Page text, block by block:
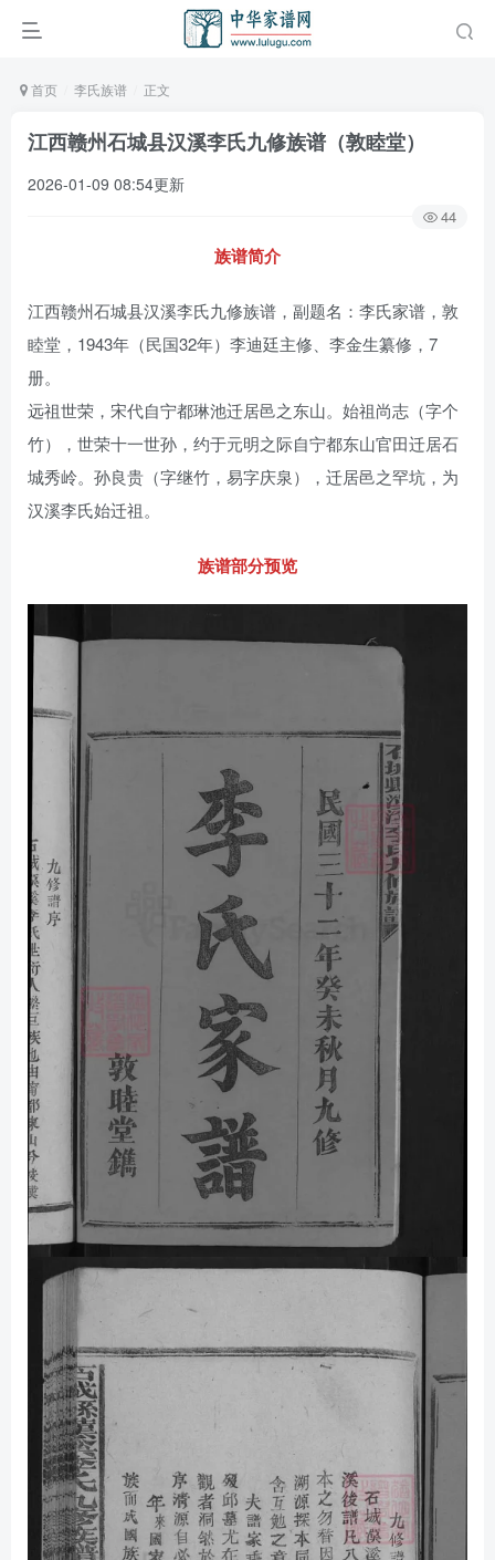
首页 李氏族谱 正文
江西赣州石城县汉溪李氏九修族谱（敦睦堂）
2026-01-09 08:54更新
44
族谱简介
江西赣州石城县汉溪李氏九修族谱，副题名：李氏家谱，敦
睦堂，1943年（民国32年）李迪廷主修、李金生纂修，7
册。
远祖世荣，宋代自宁都琳池迁居邑之东山。始祖尚志（字个
竹），世荣十一世孙，约于元明之际自宁都东山官田迁居石
城秀岭。孙良贵（字继竹，易字庆泉），迁居邑之罕坑，为
汉溪李氏始迁祖。
族谱部分预览